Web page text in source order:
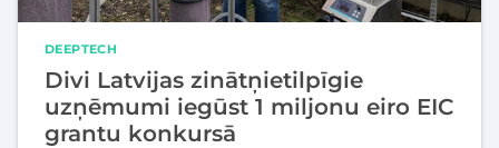
DEEPTECH
Divi Latvijas zinātņietilpīgie
uzņēmumi iegūst 1 miljonu eiro EIC
grantu konkursā